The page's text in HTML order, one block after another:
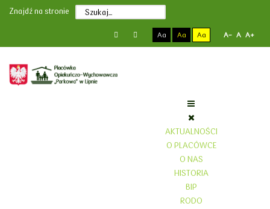
Znajdź na stronie
Aa Aa Aa A- A A+
AKTUALNOŚCI
O PLACÓWCE
O NAS
HISTORIA
BIP
RODO
rokmiesiąc
rokmiesiąc